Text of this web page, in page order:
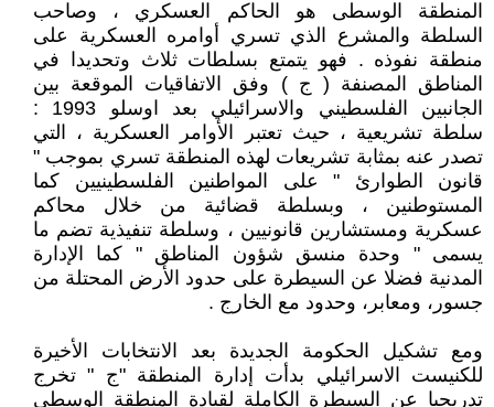
المنطقة الوسطى هو الحاكم العسكري ، وصاحب
السلطة والمشرع الذي تسري أوامره العسكرية على
منطقة نفوذه . فهو يتمتع بسلطات ثلاث وتحديدا في
المناطق المصنفة ( ج ) وفق الاتفاقيات الموقعة بين
الجانبين الفلسطيني والاسرائيلي بعد اوسلو 1993 :
سلطة تشريعية ، حيث تعتبر الأوامر العسكرية ، التي
تصدر عنه بمثابة تشريعات لهذه المنطقة تسري بموجب "
قانون الطوارئ " على المواطنين الفلسطينيين كما
المستوطنين ، وبسلطة قضائية من خلال محاكم
عسكرية ومستشارين قانونيين ، وسلطة تنفيذية تضم ما
يسمى " وحدة منسق شؤون المناطق " كما الإدارة
المدنية فضلا عن السيطرة على حدود الأرض المحتلة من
جسور، ومعابر، وحدود مع الخارج .
ومع تشكيل الحكومة الجديدة بعد الانتخابات الأخيرة
للكنيست الاسرائيلي بدأت إدارة المنطقة "ج " تخرج
تدريجيا عن السيطرة الكاملة لقيادة المنطقة الوسطى